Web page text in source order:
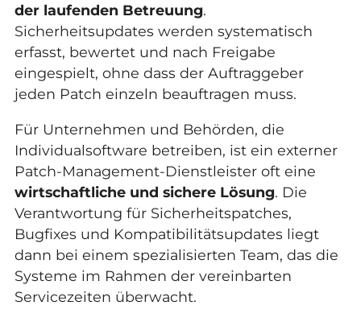
der laufenden Betreuung.
Sicherheitsupdates werden systematisch
erfasst, bewertet und nach Freigabe
eingespielt, ohne dass der Auftraggeber
jeden Patch einzeln beauftragen muss.
Für Unternehmen und Behörden, die
Individualsoftware betreiben, ist ein externer
Patch-Management-Dienstleister oft eine
wirtschaftliche und sichere Lösung. Die
Verantwortung für Sicherheitspatches,
Bugfixes und Kompatibilitätsupdates liegt
dann bei einem spezialisierten Team, das die
Systeme im Rahmen der vereinbarten
Servicezeiten überwacht.